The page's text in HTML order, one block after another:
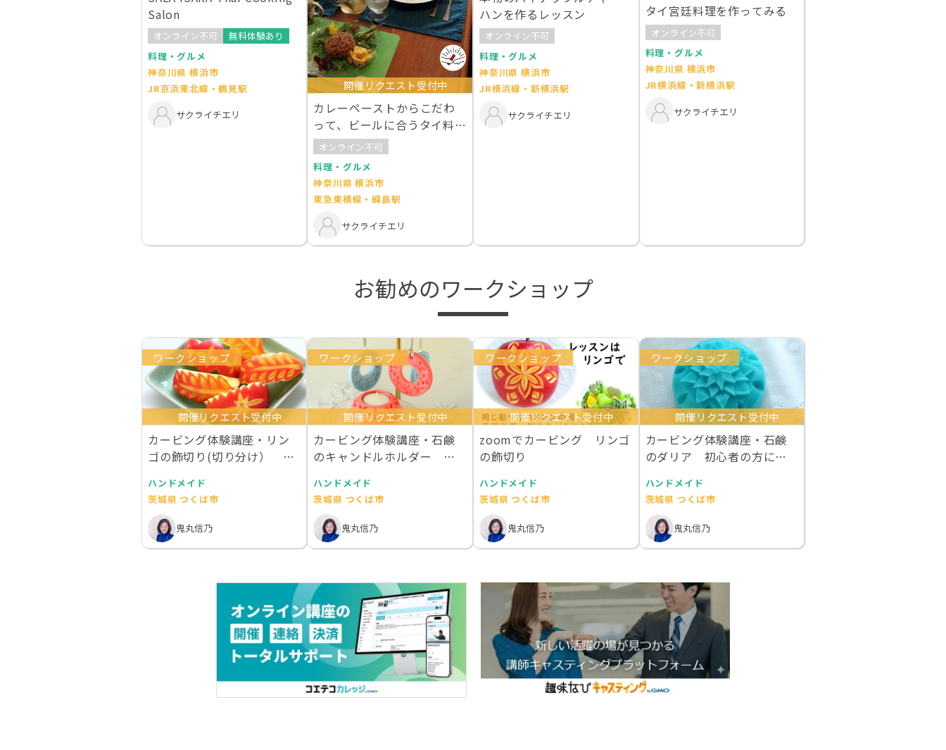
Salon
オンライン不可
無料体験あり
料理・グルメ
神奈川県 横浜市
JR京浜東北線・鶴見駅
サクライチエリ
開催リクエスト受付中
カレーペーストからこだわ
って、ビールに合うタイ料理
を作る
オンライン不可
料理・グルメ
神奈川県 横浜市
東急東横線・綱島駅
サクライチエリ
ハンを作るレッスン
オンライン不可
料理・グルメ
神奈川県 横浜市
JR横浜線・新横浜駅
サクライチエリ
タイ宮廷料理を作ってみる
オンライン不可
料理・グルメ
神奈川県 横浜市
JR横浜線・新横浜駅
サクライチエリ
お勧めのワークショップ
ワークショップ
開催リクエスト受付中
カービング体験講座・リン
ゴの飾切り(切り分け） 初
ハンドメイド
茨城県 つくば市
鬼丸信乃
ワークショップ
開催リクエスト受付中
カービング体験講座・石鹸
のキャンドルホルダー 初
ハンドメイド
茨城県 つくば市
鬼丸信乃
ワークショップ
開催リクエスト受付中
zoomでカービング リンゴ
の飾切り
ハンドメイド
茨城県 つくば市
鬼丸信乃
ワークショップ
開催リクエスト受付中
カービング体験講座・石鹸
のダリア 初心者の方にお
ハンドメイド
茨城県 つくば市
鬼丸信乃